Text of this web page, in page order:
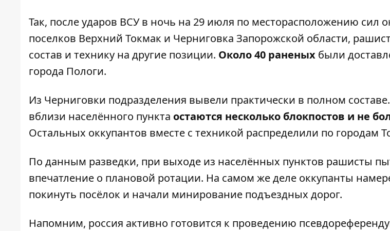
Так, после ударов ВСУ в ночь на 29 июля по месторасположению сил
поселков Верхний Токмак и Черниговка Запорожской области,
состав и технику на другие позиции. Около 40 раненых были
города Пологи.
Из Черниговки подразделения вывели практически в полном
вблизи населённого пункта остаются несколько блокпостов и не
Остальных оккупантов вместе с техникой распределили по городам
По данным разведки, при выходе из населённых пунктов рашисты
впечатление о плановой ротации. На самом же деле оккупанты
покинуть посёлок и начали минирование подъездных дорог.
Напомним, россия активно готовится к проведению